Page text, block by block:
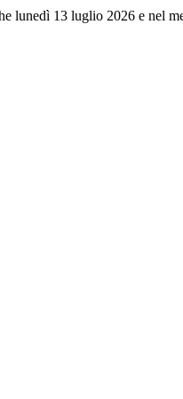
lunedì 13 luglio 2026 e nel